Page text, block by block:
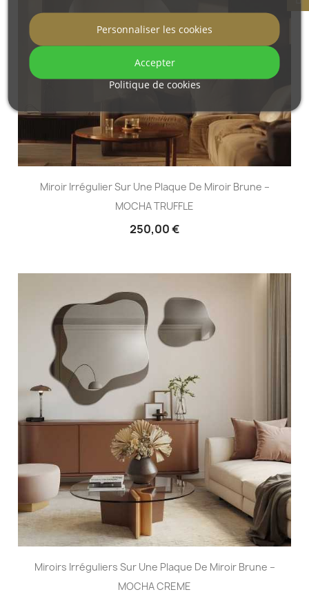
Miroir Irrégulier Sur Une Plaque De Miroir Brune –
MOCHA TRUFFLE
250,00 €
Miroirs Irréguliers Sur Une Plaque De Miroir Brune –
MOCHA CREME
Politique de cookies
Personnaliser les cookies
Accepter